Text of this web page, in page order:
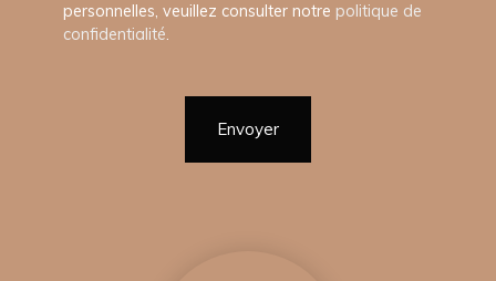
personnelles, veuillez consulter notre politique de
confidentialité.
Envoyer